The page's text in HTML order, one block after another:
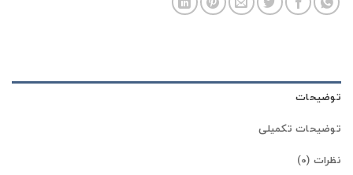
توضیحات
توضیحات تکمیلی
نظرات (0)